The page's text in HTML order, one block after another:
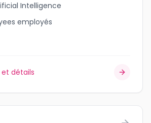
Intelligence
employés
et détails